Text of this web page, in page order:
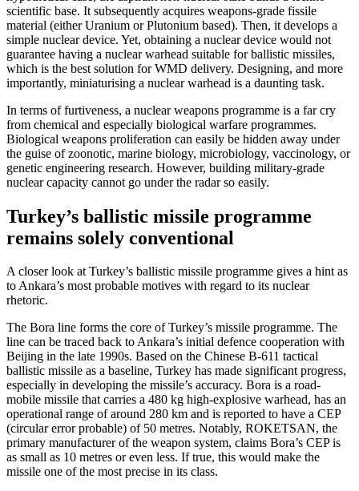
scientific base. It subsequently acquires weapons-grade fissile
material (either Ura­nium or Plutonium based). Then, it devel­ops a
simple nuclear device. Yet, obtaining a nuclear device would not
guarantee having a nuclear warhead suitable for bal­listic missiles,
which is the best solution for WMD delivery. Designing, and more
im­portantly, miniaturising a nuclear warhead is a daunting task.
In terms of furtiveness, a nuclear weap­ons programme is a far cry
from chemical and especially biological warfare programmes.
Biological weapons proliferation can easily be hidden away under
the guise of zoonotic, marine biology, microbiology, vaccinology, or
genetic engineering research. However, building military-grade
nuclear capacity cannot go under the radar so easily.
Turkey’s ballistic missile programme
remains solely conventional
A closer look at Turkey’s ballistic missile programme gives a hint as
to Ankara’s most probable motives with regard to its nuclear
rhetoric.
The Bora line forms the core of Turkey’s missile programme. The
line can be traced back to Ankara’s initial defence cooperation with
Beijing in the late 1990s. Based on the Chinese B-611 tactical
ballistic missile as a baseline, Turkey has made significant progress,
especially in developing the mis­sile’s accuracy. Bora is a road-
mobile missile that carries a 480 kg high-explosive war­head, has an
operational range of around 280 km and is reported to have a CEP
(cir­cular error probable) of 50 metres. Notably, ROKETSAN, the
primary manufacturer of the weapon system, claims Bora’s CEP is
as small as 10 metres or even less. If true, this would make the
missile one of the most precise in its class.